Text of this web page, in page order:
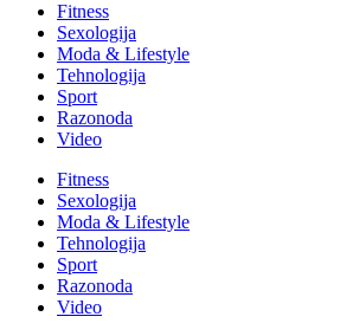
Fitness
Sexologija
Moda & Lifestyle
Tehnologija
Sport
Razonoda
Video
Fitness
Sexologija
Moda & Lifestyle
Tehnologija
Sport
Razonoda
Video